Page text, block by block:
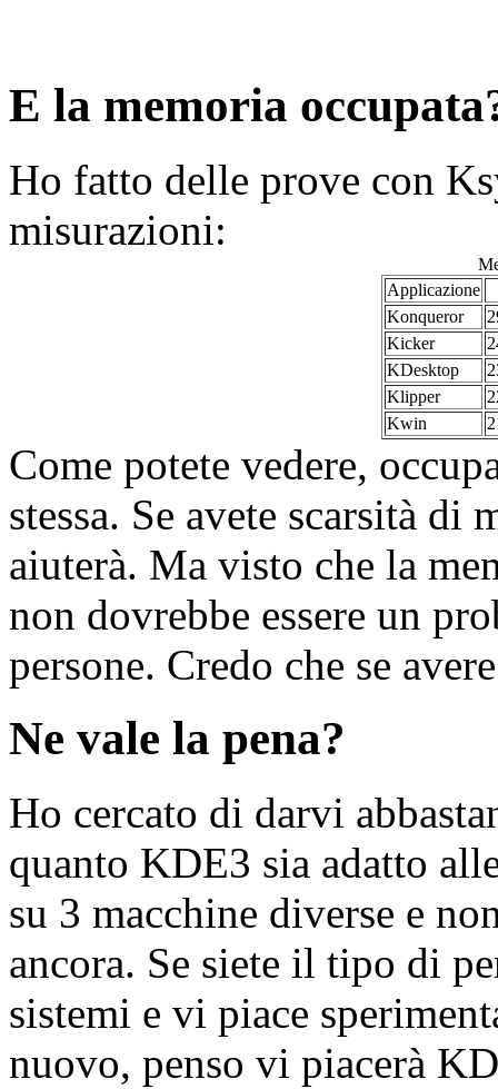
E la memoria
Ho fatto delle prove con
misurazioni:
Applicazione
Konqueror
Kicker
KDesktop
Klipper
Kwin
Come potete vedere,
stessa. Se avete scarsità
aiuterà. Ma visto che la
non dovrebbe essere un
persone. Credo che se
Ne vale la pena?
Ho cercato di darvi
quanto KDE3 sia adatto
su 3 macchine diverse e
ancora. Se siete il tipo di
sistemi e vi piace
nuovo, penso vi piacerà